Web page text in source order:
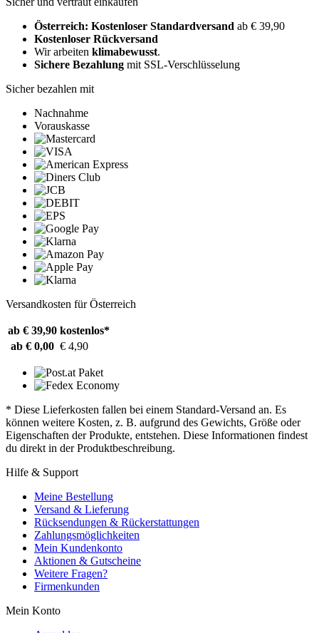
Österreich: Kostenloser Standardversand ab € 39,90
Kostenloser Rückversand
Wir arbeiten klimabewusst.
Sichere Bezahlung mit SSL-Verschlüsselung
Sicher bezahlen mit
Nachnahme
Vorauskasse
Versandkosten für Österreich
ab € 39,90 kostenlos*
ab € 0,00 € 4,90
* Diese Lieferkosten fallen bei einem Standard-Versand an. Es
können weitere Kosten, z. B. aufgrund des Gewichts, Größe oder
Eigenschaften der Produkte, entstehen. Diese Informationen findest
du direkt in der Produktbeschreibung.
Hilfe & Support
Meine Bestellung
Versand & Lieferung
Rücksendungen & Rückerstattungen
Zahlungsmöglichkeiten
Mein Kundenkonto
Aktionen & Gutscheine
Weitere Fragen?
Firmenkunden
Mein Konto